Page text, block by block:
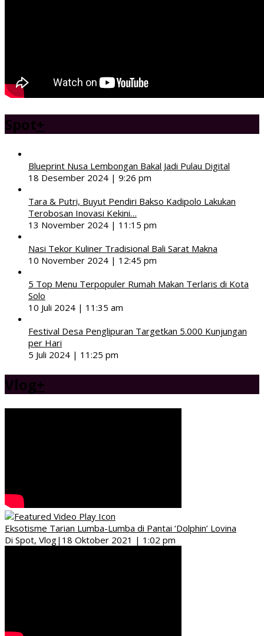
Spot+
Blueprint Nusa Lembongan Bakal Jadi Pulau Digital
18 Desember 2024 | 9:26 pm
Tara & Putri, Buyut Pendiri Bakso Kadipolo Lakukan
Terobosan Inovasi Kekini…
13 November 2024 | 11:15 pm
Nasi Tekor Kuliner Tradisional Bali Sarat Makna
10 November 2024 | 12:45 pm
5 Top Menu Terpopuler Rumah Makan Terlaris di Kota
Solo
10 Juli 2024 | 11:35 am
Festival Desa Penglipuran Targetkan 5.000 Kunjungan
per Hari
5 Juli 2024 | 11:25 pm
Vlog+
Eksotisme Tarian Lumba-Lumba di Pantai ‘Dolphin’ Lovina
Di Spot, Vlog| 18 Oktober 2021 | 1:02 pm